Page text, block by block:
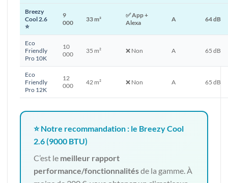
Breezy
Cool 2.6
⭐
9
000
33 m²
✅ App +
Alexa
A 64 dB
Eco
Friendly
Pro 10K
10
000
35 m² ❌ Non A 65 dB
Eco
Friendly
Pro 12K
12
000
42 m² ❌ Non A 65 dB
⭐ Notre recommandation : le Breezy Cool
2.6 (9000 BTU)
C’est le meilleur rapport
performance/fonctionnalitésde la gamme. À